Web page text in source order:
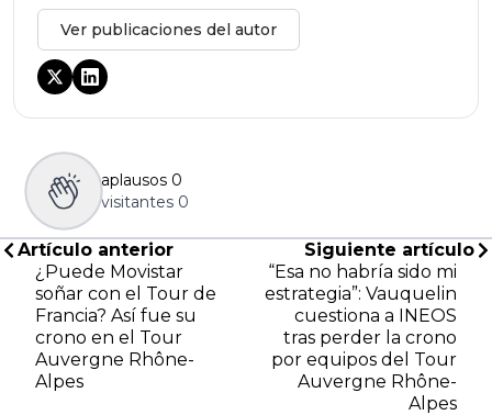
Ver publicaciones del autor
aplausos 0
visitantes 0
Artículo anterior
¿Puede Movistar
soñar con el Tour de
Francia? Así fue su
crono en el Tour
Auvergne Rhône-
Alpes
Siguiente artículo
“Esa no habría sido mi
estrategia”: Vauquelin
cuestiona a INEOS
tras perder la crono
por equipos del Tour
Auvergne Rhône-
Alpes